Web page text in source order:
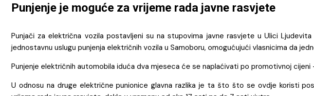
Punjenje je moguće za vrijeme rada javne rasvjete
Punjači za električna vozila postavljeni su na stupovima javne rasvjete u Ulici
jednostavnu uslugu punjenja električnih vozila u Samoboru, omogućujući vlasnicima da
Punjenje električnih automobila iduća dva mjeseca će se naplaćivati po promotivnoj
U odnosu na druge električne punionice glavna razlika je ta što što se ovdje koristi